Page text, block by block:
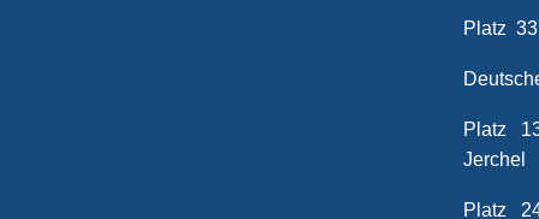
Platz
Platz
Jerchel
Platz